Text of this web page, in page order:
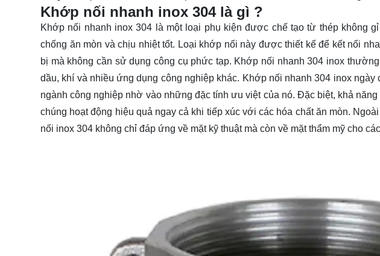
Khớp nối nhanh inox 304 là gì ?
Khớp nối nhanh inox 304 là một loại phụ kiện được chế tạo từ thép không
chống ăn mòn và chịu nhiệt tốt. Loại khớp nối này được thiết kế để kết nối
bị mà không cần sử dụng công cụ phức tạp. Khớp nối nhanh 304 inox
dầu, khí và nhiều ứng dụng công nghiệp khác. Khớp nối nhanh 304 inox
ngành công nghiệp nhờ vào những đặc tính ưu việt của nó. Đặc biệt, khả
chúng hoạt động hiệu quả ngay cả khi tiếp xúc với các hóa chất ăn mòn.
nối inox 304 không chỉ đáp ứng về mặt kỹ thuật mà còn về mặt thẩm mỹ cho